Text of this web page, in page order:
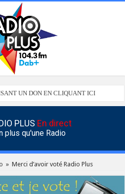
UN DON EN CLIQUANT ICI
PLUS En direct
plus qu'une Radio
» Merci d’avoir voté Radio Plus